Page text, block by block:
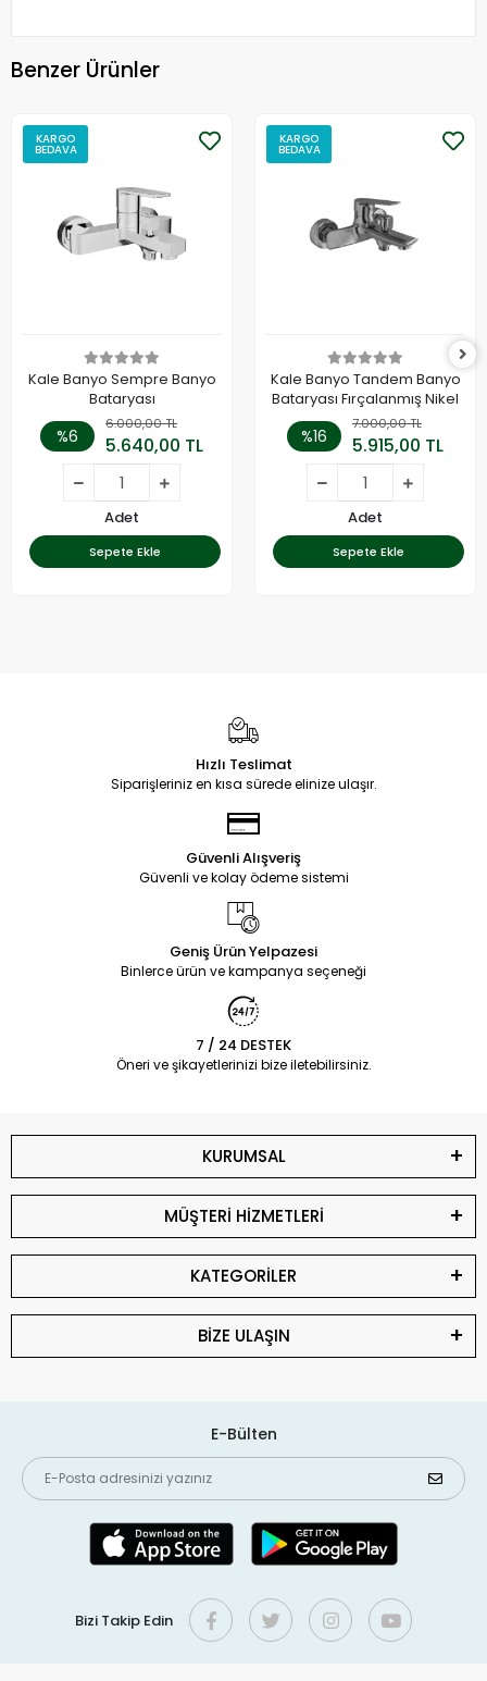
Benzer Ürünler
KARGO
BEDAVA
Kale Banyo Sempre Banyo
Bataryası
%6
6.000,00 TL
5.640,00 TL
Adet
Sepete Ekle
KARGO
BEDAVA
Kale Banyo Tandem Banyo
Bataryası Fırçalanmış Nikel
%16
7.000,00 TL
5.915,00 TL
Adet
Sepete Ekle
Hızlı Teslimat
Siparişleriniz en kısa sürede elinize ulaşır.
Güvenli Alışveriş
Güvenli ve kolay ödeme sistemi
Geniş Ürün Yelpazesi
Binlerce ürün ve kampanya seçeneği
7 / 24 DESTEK
Öneri ve şikayetlerinizi bize iletebilirsiniz.
KURUMSAL
MÜŞTERİ HİZMETLERİ
KATEGORİLER
BİZE ULAŞIN
E-Bülten
Bizi Takip Edin